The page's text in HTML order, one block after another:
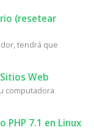
(resetear
tendrá que
Web
computadora
PHP 7.1 en Linux